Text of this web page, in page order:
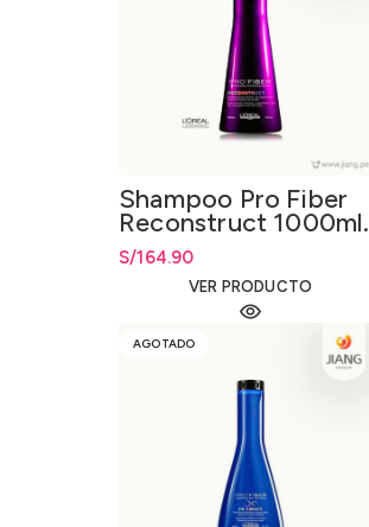
Shampoo Pro Fiber
Reconstruct 1000ml.
S/164.90
VER PRODUCTO
AGOTADO